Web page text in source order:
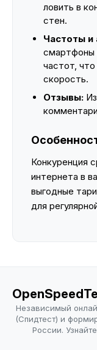
ловить в
стен.
Частоты и
смартфоны
частот,
скорость.
Отзывы:
Конкуренция
интернета в
выгодные
для
Независимый
(Спидтест) и
России.